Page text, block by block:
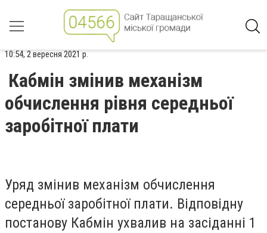
10:54, 2 вересня 2021 р.
Кабмін змінив механізм
обчислення рівня середньої
заробітної плати
Уряд змінив механізм обчислення
середньої заробітної плати. Відповідну
постанову Кабмін ухвалив на засіданні 1